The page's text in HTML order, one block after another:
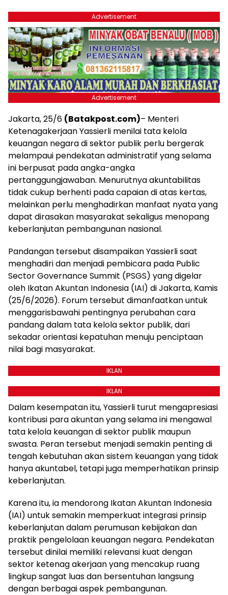
Advertisement
Advertisement
Jakarta, 25/6 (Batakpost.com)– Menteri
Ketenagakerjaan Yassierli menilai tata kelola
keuangan negara di sektor publik perlu bergerak
melampaui pendekatan administratif yang selama
ini berpusat pada angka-angka
pertanggungjawaban. Menurutnya akuntabilitas
tidak cukup berhenti pada capaian di atas kertas,
melainkan perlu menghadirkan manfaat nyata yang
dapat dirasakan masyarakat sekaligus menopang
keberlanjutan pembangunan nasional.
Pandangan tersebut disampaikan Yassierli saat
menghadiri dan menjadi pembicara pada Public
Sector Governance Summit (PSGS) yang digelar
oleh Ikatan Akuntan Indonesia (IAI) di Jakarta, Kamis
(25/6/2026). Forum tersebut dimanfaatkan untuk
menggarisbawahi pentingnya perubahan cara
pandang dalam tata kelola sektor publik, dari
sekadar orientasi kepatuhan menuju penciptaan
nilai bagi masyarakat.
IKLAN
IKLAN
Dalam kesempatan itu, Yassierli turut mengapresiasi
kontribusi para akuntan yang selama ini mengawal
tata kelola keuangan di sektor publik maupun
swasta. Peran tersebut menjadi semakin penting di
tengah kebutuhan akan sistem keuangan yang tidak
hanya akuntabel, tetapi juga memperhatikan prinsip
keberlanjutan.
Karena itu, ia mendorong Ikatan Akuntan Indonesia
(IAI) untuk semakin memperkuat integrasi prinsip
keberlanjutan dalam perumusan kebijakan dan
praktik pengelolaan keuangan negara. Pendekatan
tersebut dinilai memiliki relevansi kuat dengan
sektor ketenag akerjaan yang mencakup ruang
lingkup sangat luas dan bersentuhan langsung
dengan berbagai aspek pembangunan.